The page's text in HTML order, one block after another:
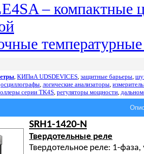
–
, КИПиАUDSDEVICES, защитные барьеры,
осциллографы, логические анализаторы,
серии TK4S, регуляторы мощности,
SRH1-1420-N
Твердотельные реле
Твердотельное реле: 1-